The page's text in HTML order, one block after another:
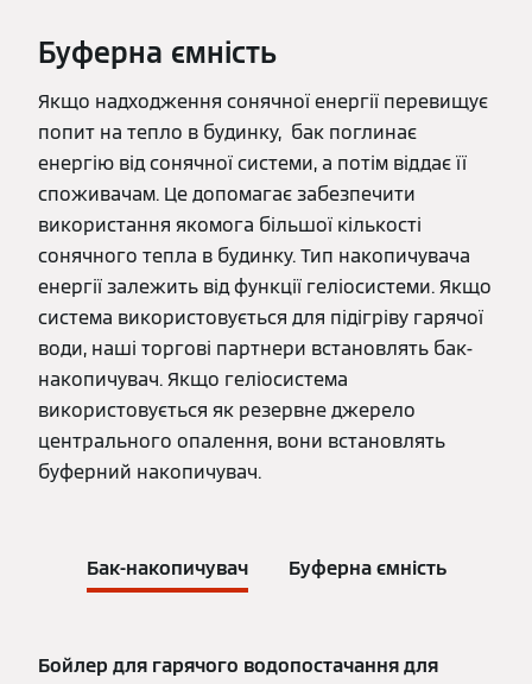
Буферна ємність
Якщо надходження сонячної енергії перевищує
попит на тепло в будинку, бак поглинає
енергію від сонячної системи, а потім віддає її
споживачам. Це допомагає забезпечити
використання якомога більшої кількості
сонячного тепла в будинку. Тип накопичувача
енергії залежить від функції геліосистеми. Якщо
система використовується для підігріву гарячої
води, наші торгові партнери встановлять бак-
накопичувач. Якщо геліосистема
використовується як резервне джерело
центрального опалення, вони встановлять
буферний накопичувач.
Бак-накопичувач Буферна ємність
Бойлер для гарячого водопостачання для